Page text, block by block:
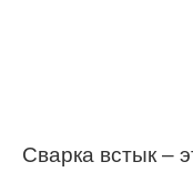
Сварка встык –